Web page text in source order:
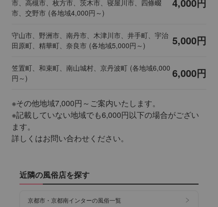
市、高槻市、枚方市、茨木市、寝屋川市、四條畷
市、交野市 (各地域4,000円～)
守山市、野洲市、南丹市、木津川市、井手町、宇治
田原町、精華町、奈良市 (各地域5,000円～)
5,000円
笠置町、和束町、南山城村、京丹波町 (各地域6,000
円～)
6,000円
※その他地域7,000円～ご案内いたします。
※記載していない地域でも6,000円以下の場合がござい
ます。
詳しくはお問い合わせください。
近隣の風俗店を探す
京都市・京都南インターの風俗一覧